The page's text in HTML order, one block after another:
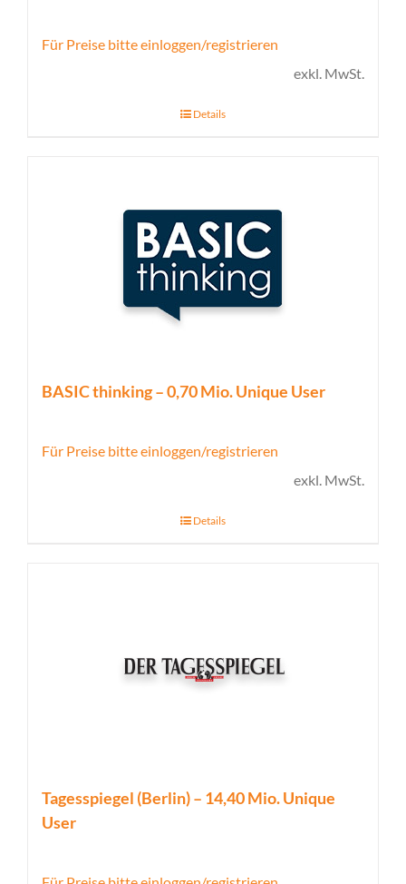
Für Preise bitte einloggen/registrieren
exkl. MwSt.
Details
BASIC thinking – 0,70 Mio. Unique User
Für Preise bitte einloggen/registrieren
exkl. MwSt.
Details
Tagesspiegel (Berlin) – 14,40 Mio. Unique
User